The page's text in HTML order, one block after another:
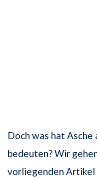
Doch was hat Asche
bedeuten? Wir
vorliegenden Artikel